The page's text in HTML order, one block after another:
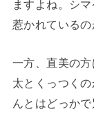
ますよね。シ
惹かれているの
一方、直美の
太とくっつく
んとはどっか